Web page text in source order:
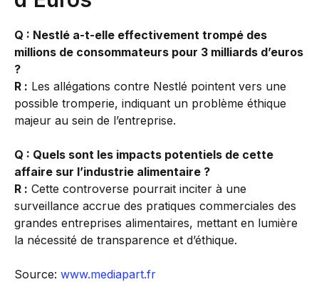
Q : Nestlé a-t-elle effectivement trompé des
millions de consommateurs pour 3 milliards d’euros
?
R : Les allégations contre Nestlé pointent vers une
possible tromperie, indiquant un problème éthique
majeur au sein de l’entreprise.
Q : Quels sont les impacts potentiels de cette
affaire sur l’industrie alimentaire ?
R : Cette controverse pourrait inciter à une
surveillance accrue des pratiques commerciales des
grandes entreprises alimentaires, mettant en lumière
la nécessité de transparence et d’éthique.
Source: www.mediapart.fr